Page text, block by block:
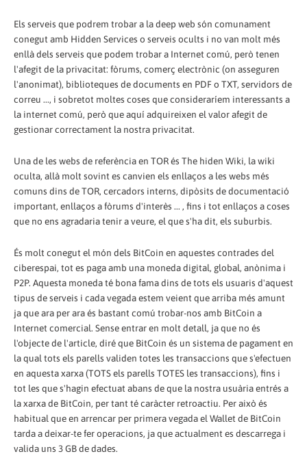
Els serveis que podrem trobar a la deep web són comunament
conegut amb Hidden Services o serveis ocults i no van molt més
enllà dels serveis que podem trobar a Internet comú, però tenen
l'afegit de la privacitat: fòrums, comerç electrònic (on asseguren
l'anonimat), biblioteques de documents en PDF o TXT, servidors de
correu ..., i sobretot moltes coses que consideraríem interessants a
la internet comú, però que aquí adquireixen el valor afegit de
gestionar correctament la nostra privacitat.
Una de les webs de referència en TOR és The hiden Wiki, la wiki
oculta, allà molt sovint es canvien els enllaços a les webs més
comuns dins de TOR, cercadors interns, dipòsits de documentació
important, enllaços a fòrums d'interès ... , fins i tot enllaços a coses
que no ens agradaria tenir a veure, el que s'ha dit, els suburbis.
És molt conegut el món dels BitCoin en aquestes contrades del
ciberespai, tot es paga amb una moneda digital, global, anònima i
P2P. Aquesta moneda té bona fama dins de tots els usuaris d'aquest
tipus de serveis i cada vegada estem veient que arriba més amunt
ja que ara per ara és bastant comú trobar-nos amb BitCoin a
Internet comercial. Sense entrar en molt detall, ja que no és
l'objecte de l'article, diré que BitCoin és un sistema de pagament en
la qual tots els parells validen totes les transaccions que s'efectuen
en aquesta xarxa (TOTS els parells TOTES les transaccions), fins i
tot les que s'hagin efectuat abans de que la nostra usuària entrés a
la xarxa de BitCoin, per tant té caràcter retroactiu. Per això és
habitual que en arrencar per primera vegada el Wallet de BitCoin
tarda a deixar-te fer operacions, ja que actualment es descarrega i
valida uns 3 GB de dades.